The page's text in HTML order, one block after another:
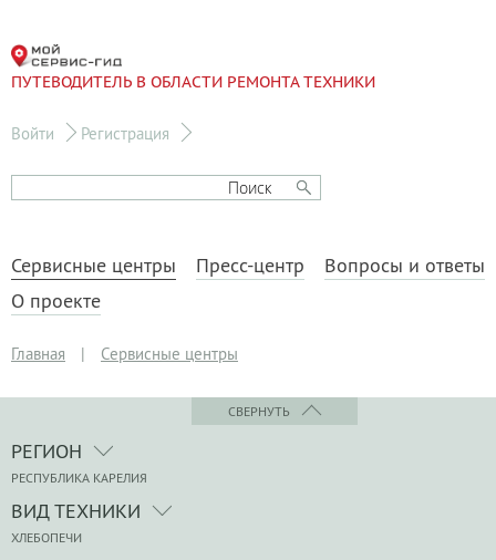
ПУТЕВОДИТЕЛЬ В ОБЛАСТИ РЕМОНТА ТЕХНИКИ
Войти Регистрация
Сервисные центры Пресс-центр
Вопросы и ответы
О проекте
Главная | Сервисные центры
СВЕРНУТЬ
РЕГИОН
РЕСПУБЛИКА КАРЕЛИЯ
ВИД ТЕХНИКИ
ХЛЕБОПЕЧИ